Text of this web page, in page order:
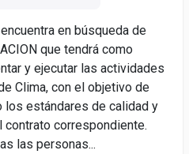
en búsqueda de
que tendrá como
y ejecutar las actividades
Clima, con el objetivo de
los estándares de calidad y
contrato correspondiente.
las personas...